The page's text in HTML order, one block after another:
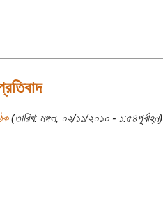
(তারিখ: মঙ্গল, ০২/১১/২০১০ - ১:৫৪পূর্বাহ্ন)